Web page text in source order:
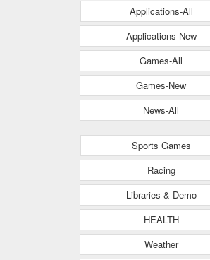
Applications-All
Applications-New
Games-All
Games-New
News-All
Sports Games
Racing
Libraries & Demo
HEALTH
Weather